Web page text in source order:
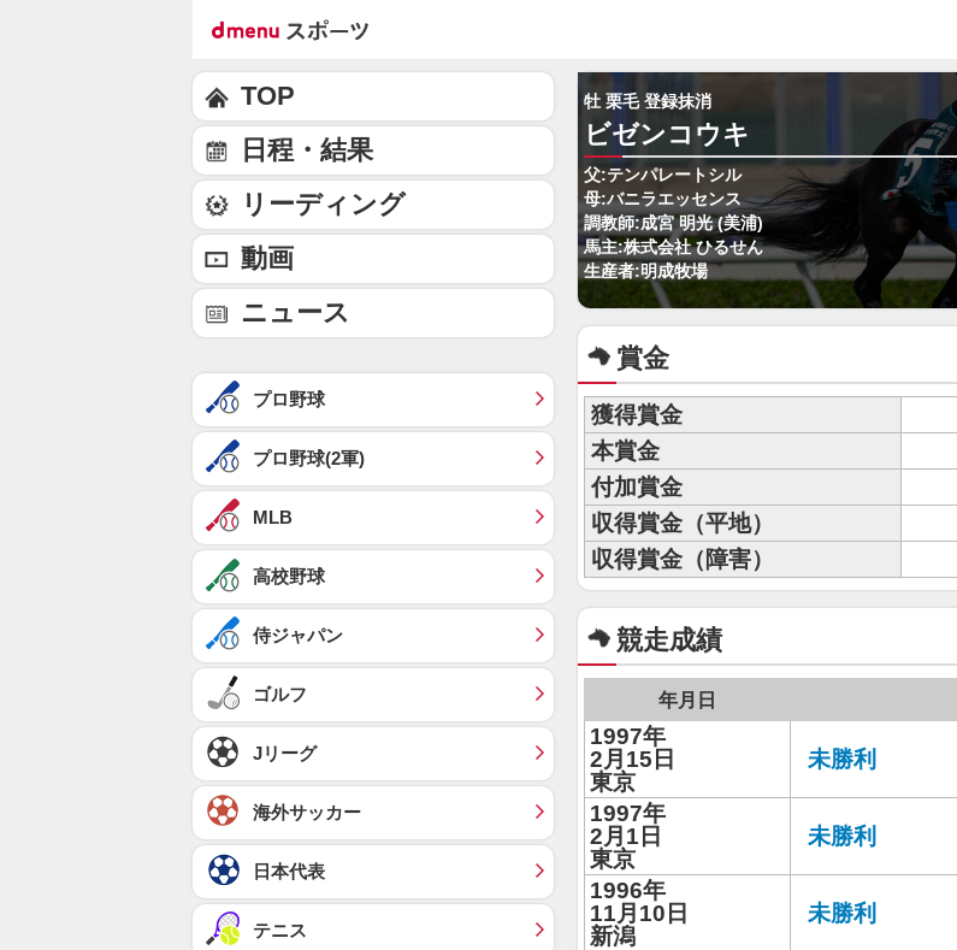
牡 栗毛 登録抹消
ビゼンコウキ
父:テンパレートシル
母:バニラエッセンス
調教師:成宮 明光 (美浦)
馬主:株式会社 ひるせん
生産者:明成牧場
賞金
獲得賞金
本賞金
付加賞金
収得賞金（平地）
収得賞金（障害）
競走成績
年月日
1997年
2月15日
東京
未勝利
1997年
2月1日
東京
未勝利
1996年
11月10日
新潟
未勝利
TOP
日程・結果
リーディング
動画
ニュース
プロ野球
プロ野球(2軍)
MLB
高校野球
侍ジャパン
ゴルフ
Jリーグ
海外サッカー
日本代表
テニス